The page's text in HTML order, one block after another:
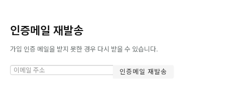
인증메일 재발송
가입 인증 메일을 받지 못한 경우 다시 받을 수 있습니다.